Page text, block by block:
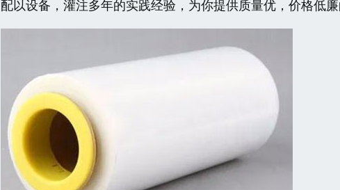
配以设备，灌注多年的实践经验，为你提供质量优，价格低